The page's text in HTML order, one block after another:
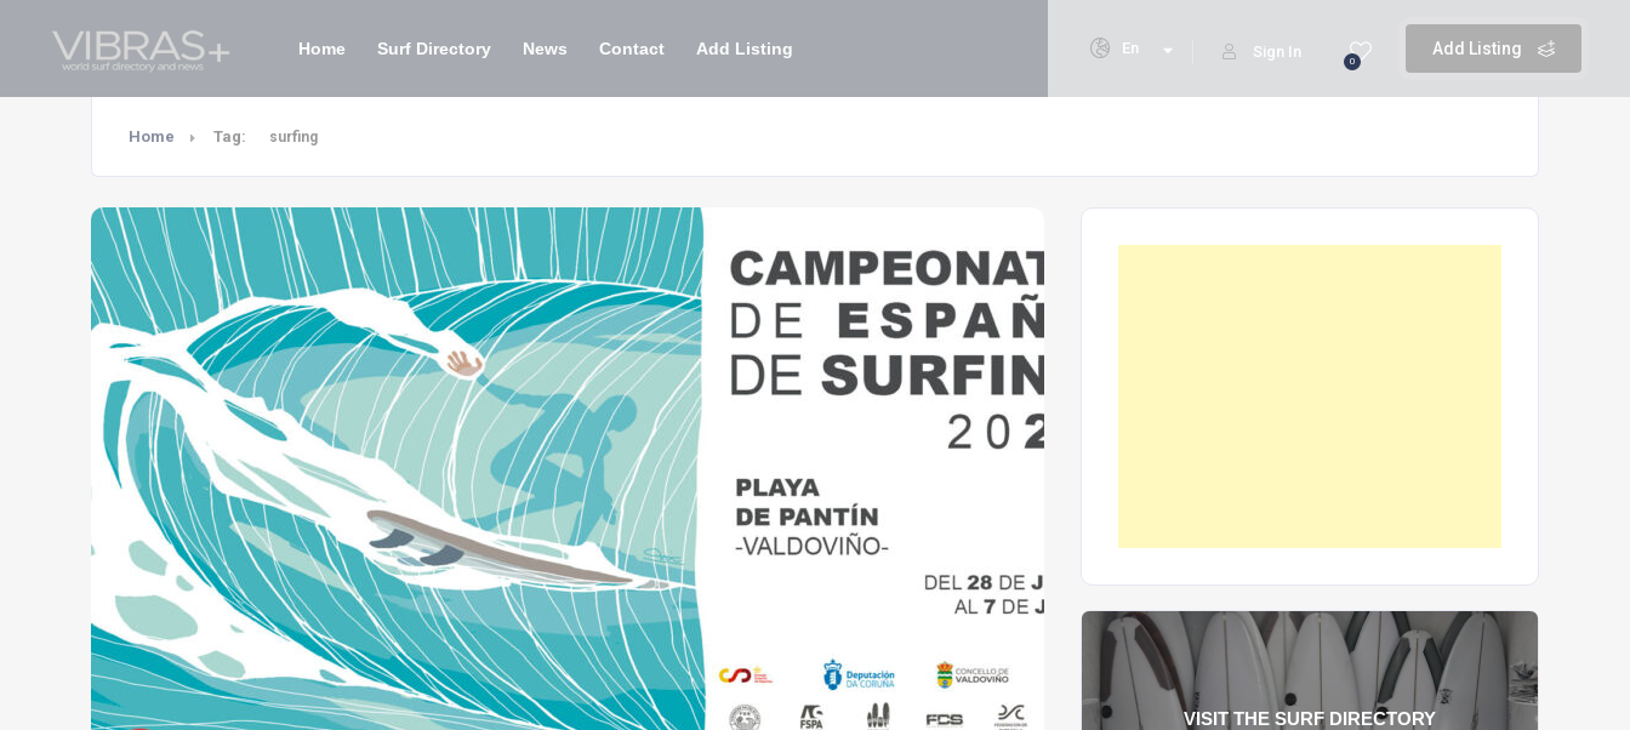
Add Listing
0
Sign In
En
Home Surf Directory News Contact Add Listing
Home Tag: surfing
VISIT THE SURF DIRECTORY